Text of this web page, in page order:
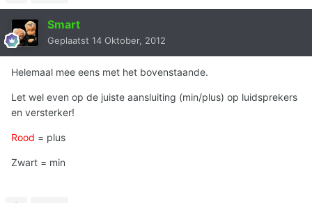
Smart
Geplaatst 14 Oktober, 2012
Helemaal mee eens met het bovenstaande.
Let wel even op de juiste aansluiting (min/plus) op luidsprekers
en versterker!
Rood = plus
Zwart = min